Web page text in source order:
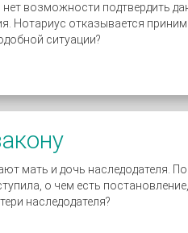
возможности подтвердить
Нотариус отказывается
ситуации?
мать и дочь наследодателя.
о чем есть
наследодателя?